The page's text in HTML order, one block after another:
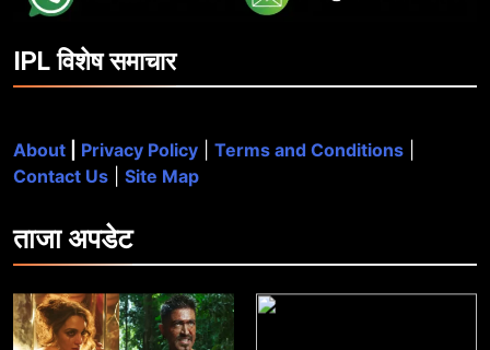
IPL विशेष समाचार
About Privacy Policy Terms and Conditions
Contact Us
Site Map
ताजाअपडेट